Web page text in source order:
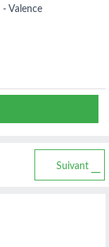
- Valence
Suivant